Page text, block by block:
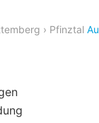
› Pfinztal